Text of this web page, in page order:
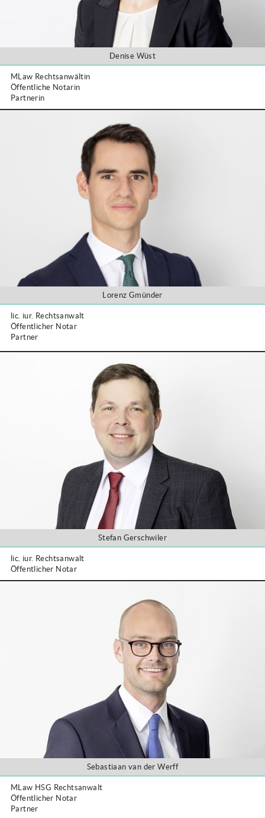
Denise Wüst
MLaw Rechtsanwältin
Öffentliche Notarin
Partnerin
Lorenz Gmünder
lic. iur. Rechtsanwalt
Öffentlicher Notar
Partner
Stefan Gerschwiler
lic. iur. Rechtsanwalt
Öffentlicher Notar
Sebastiaan van der Werff
MLaw HSG Rechtsanwalt
Öffentlicher Notar
Partner